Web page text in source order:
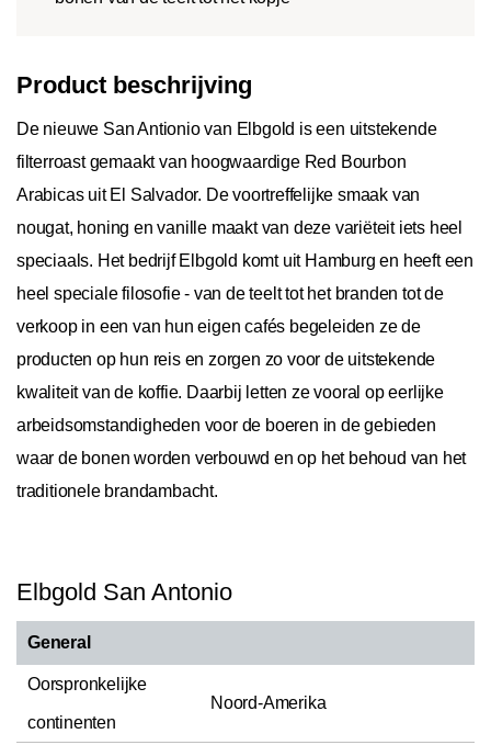
Product beschrijving
De nieuwe San Antionio van Elbgold is een uitstekende
filterroast gemaakt van hoogwaardige Red Bourbon
Arabicas uit El Salvador. De voortreffelijke smaak van
nougat, honing en vanille maakt van deze variëteit iets heel
speciaals. Het bedrijf Elbgold komt uit Hamburg en heeft een
heel speciale filosofie - van de teelt tot het branden tot de
verkoop in een van hun eigen cafés begeleiden ze de
producten op hun reis en zorgen zo voor de uitstekende
kwaliteit van de koffie. Daarbij letten ze vooral op eerlijke
arbeidsomstandigheden voor de boeren in de gebieden
waar de bonen worden verbouwd en op het behoud van het
traditionele brandambacht.
Elbgold San Antonio
General
Oorspronkelijke
continenten
Noord-Amerika